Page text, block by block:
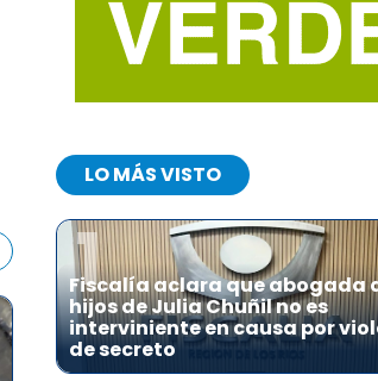
LO MÁS VISTO
1
Fiscalía aclara que abogada
hijos de Julia Chuñil no es
interviniente en causa por
de secreto